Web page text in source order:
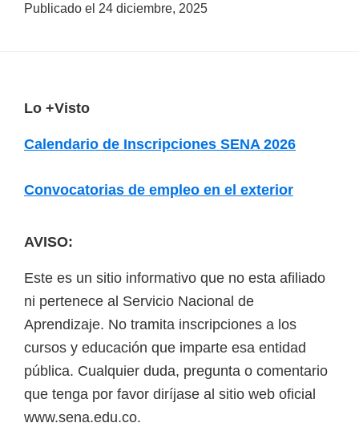
Publicado el 24 diciembre, 2025
Lo +Visto
Calendario de Inscripciones SENA 2026
Convocatorias de empleo en el exterior
AVISO:
Este es un sitio informativo que no esta afiliado
ni pertenece al Servicio Nacional de
Aprendizaje. No tramita inscripciones a los
cursos y educación que imparte esa entidad
pública. Cualquier duda, pregunta o comentario
que tenga por favor diríjase al sitio web oficial
www.sena.edu.co.